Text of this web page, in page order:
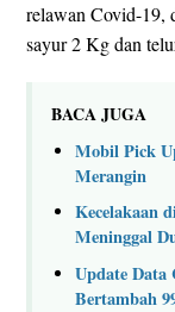
relawan Covid-19,
sayur 2 Kg dan
BACA JUGA
Mobil Pick
Merangin
Kecelakaan
Meninggal
Update Data
Bertambah